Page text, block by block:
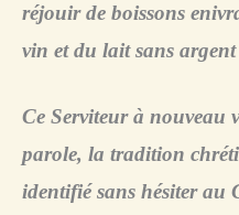
réjouir de boissons
vin et du lait sans
Ce Serviteur à nouveau
parole, la tradition
identifié sans hésiter au